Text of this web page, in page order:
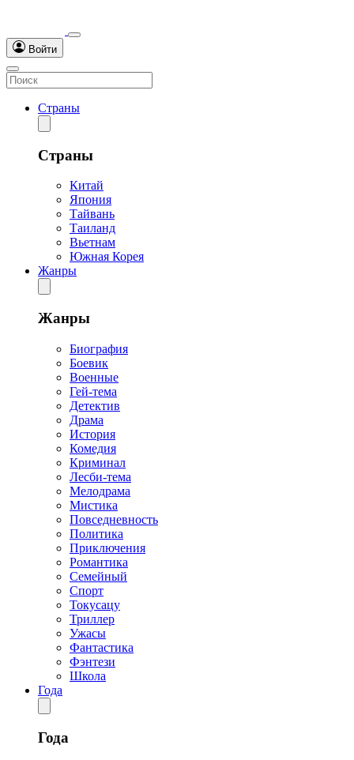
Войти
Страны
Страны
Китай
Япония
Тайвань
Таиланд
Вьетнам
Южная Корея
Жанры
Жанры
Биография
Боевик
Военные
Гей-тема
Детектив
Драма
История
Комедия
Криминал
Лесби-тема
Мелодрама
Мистика
Повседневность
Политика
Приключения
Романтика
Семейный
Спорт
Токусацу
Триллер
Ужасы
Фантастика
Фэнтези
Школа
Года
Года